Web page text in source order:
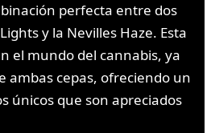
perfecta entre dos
y la Nevilles Haze. Esta
el mundo del cannabis, ya
ambas cepas, ofreciendo un
únicos que son apreciados